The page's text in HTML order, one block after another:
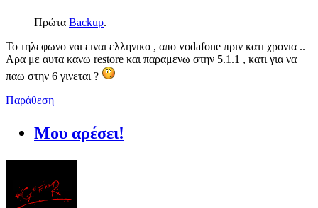
Πρώτα Backup.
Το τηλεφωνο ναι ειναι ελληνικο , απο vodafone πριν κατι χρονια ..
Αρα με αυτα κανω restore και παραμενω στην 5.1.1 , κατι για να
παω στην 6 γινεται ?
Παράθεση
Μου αρέσει!